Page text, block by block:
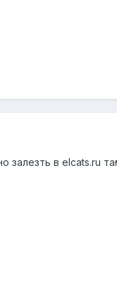
в elcats.ru